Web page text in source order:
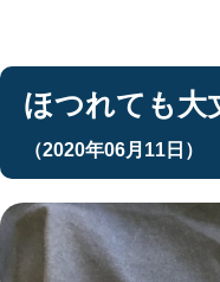
ほつれても大
（2020年06月11日）